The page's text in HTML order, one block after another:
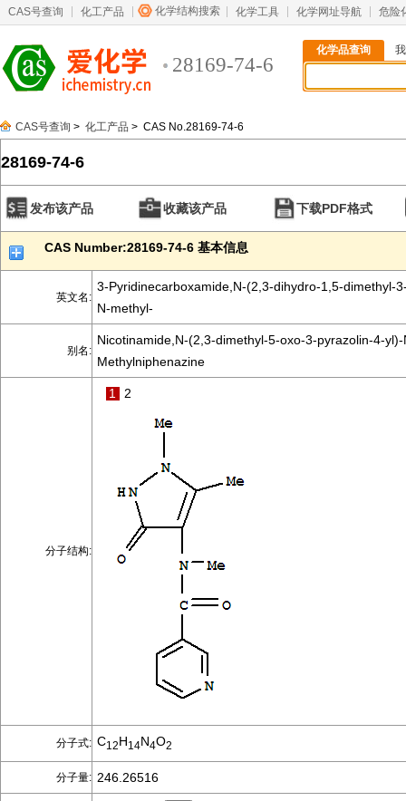
CAS号查询 化工产品 化学结构搜索 化学工具 化学网址导航 危险
28169-74-6
化学品查询
CAS号查询 > 化工产品 > CAS No.28169-74-6
28169-74-6
发布该产品 收藏该产品 下载PDF格式
CAS Number:28169-74-6 基本信息
英文名:
3-Pyridinecarboxamide,N-(2,3-dihydro-1,5-dimethyl-
N-methyl-
别名:
Nicotinamide,N-(2,3-dimethyl-5-oxo-3-pyrazolin-4-
Methylniphenazine
分子结构:
1 2
分子式: C12H14N4O2
分子量: 246.26516